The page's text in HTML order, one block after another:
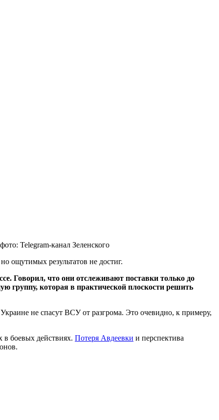
Telegram-канал Зеленского
ощутимых результатов не достиг.
Говорил, что они отслеживают поставки только до
группу, которая в практической плоскости решить
не спасут ВСУ от разгрома. Это очевидно, к примеру,
в боевых действиях. Потеря Авдеевки и перспектива